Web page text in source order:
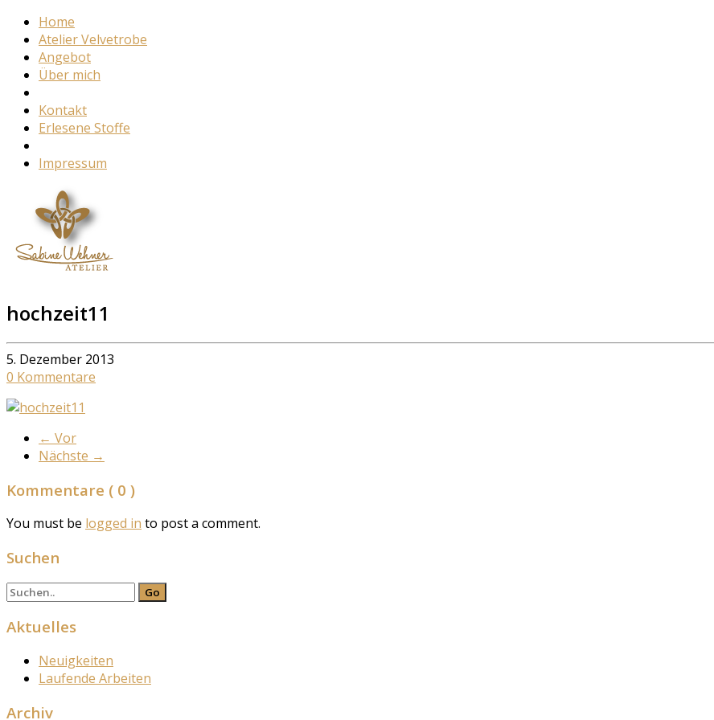
Home
Atelier Velvetrobe
Angebot
Über mich
Kontakt
Erlesene Stoffe
Impressum
hochzeit11
5. Dezember 2013
0 Kommentare
← Vor
Nächste →
Kommentare ( 0 )
You must be logged in to post a comment.
Suchen
Aktuelles
Neuigkeiten
Laufende Arbeiten
Archiv